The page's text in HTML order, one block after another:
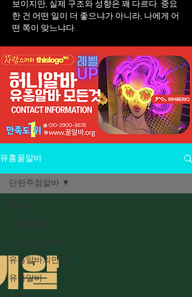
보이지만, 실제 구조와 성향은 꽤 다르다. 중요
한 건 어떤 일이 더 좋으냐가 아니라, 나에게 어
떤 쪽이 맞느냐다.
유흥꿀알바
유흥알바의민족
유흥알바
단란주점알바